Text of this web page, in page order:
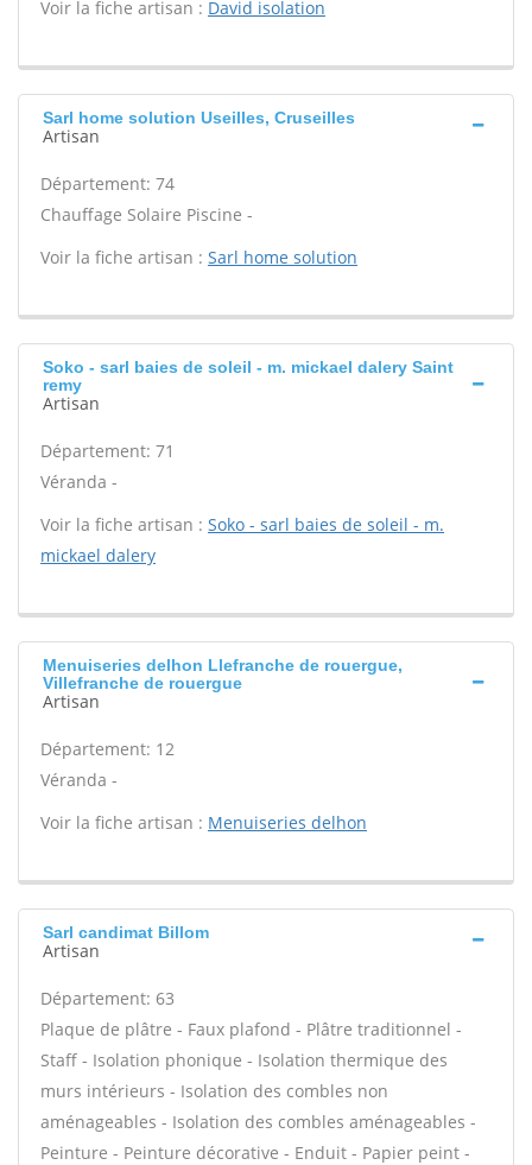
Voir la fiche artisan : David isolation
Sarl home solution Useilles, Cruseilles
Artisan
Département: 74
Chauffage Solaire Piscine -
Voir la fiche artisan : Sarl home solution
Soko - sarl baies de soleil - m. mickael dalery Saint
remy
Artisan
Département: 71
Véranda -
Voir la fiche artisan : Soko - sarl baies de soleil - m.
mickael dalery
Menuiseries delhon Llefranche de rouergue,
Villefranche de rouergue
Artisan
Département: 12
Véranda -
Voir la fiche artisan : Menuiseries delhon
Sarl candimat Billom
Artisan
Département: 63
Plaque de plâtre - Faux plafond - Plâtre traditionnel -
Staff - Isolation phonique - Isolation thermique des
murs intérieurs - Isolation des combles non
aménageables - Isolation des combles aménageables -
Peinture - Peinture décorative - Enduit - Papier peint -